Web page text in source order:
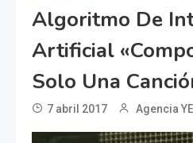
Algoritmo De
Artificial
Solo Una
7 abril 2017 Agencia